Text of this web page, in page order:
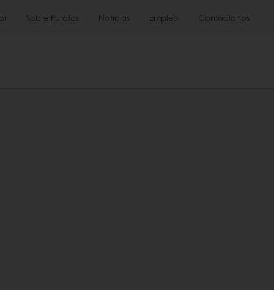
Sobre Puratos Noticias Empleo Contáctanos